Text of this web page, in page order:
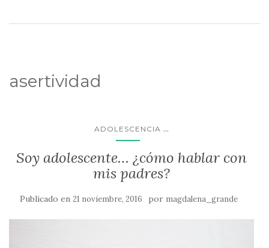
asertividad
ADOLESCENCIA ...
Soy adolescente… ¿cómo hablar con
mis padres?
Publicado en 21 noviembre, 2016 por magdalena_grande